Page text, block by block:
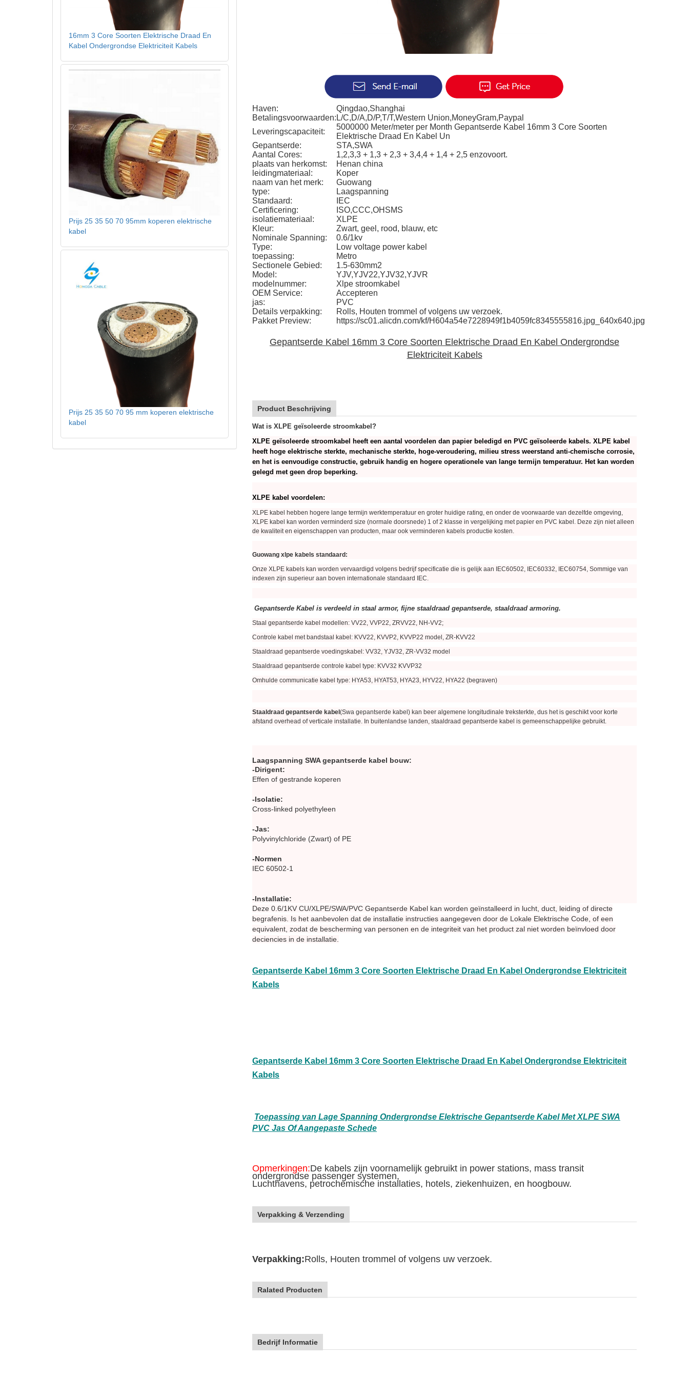
Haven:
Qingdao,Shanghai
Betalingsvoorwaarden: L/C,D/A,D/P,T/T,Western Union,MoneyGram,Paypal
Leveringscapaciteit:
5000000 Meter/meter per Month Gepantserde Kabel 16mm 3 Core Soorten
Elektrische Draad En Kabel Un
Gepantserde:
STA,SWA
Aantal Cores:
1,2,3,3 + 1,3 + 2,3 + 3,4,4 + 1,4 + 2,5 enzovoort.
plaats van herkomst:
Henan china
leidingmateriaal:
Koper
naam van het merk:
Guowang
type:
Laagspanning
Standaard:
IEC
Certificering:
ISO,CCC,OHSMS
isolatiemateriaal:
XLPE
Kleur:
Zwart, geel, rood, blauw, etc
Nominale Spanning:
0.6/1kv
Type:
Low voltage power kabel
toepassing:
Metro
Sectionele Gebied:
1.5-630mm2
Model:
YJV,YJV22,YJV32,YJVR
modelnummer:
Xlpe stroomkabel
OEM Service:
Accepteren
jas:
PVC
Details verpakking:
Rolls, Houten trommel of volgens uw verzoek.
Pakket Preview:
https://sc01.alicdn.com/kf/H604a54e7228949f1b4059fc8345555816.jpg_640x640.jpg
Gepantserde Kabel 16mm 3 Core Soorten Elektrische Draad En Kabel Ondergrondse
Elektriciteit Kabels
Product Beschrijving
Wat is XLPE geïsoleerde stroomkabel?
XLPE geïsoleerde stroomkabel heeft een aantal voordelen dan papier beledigd en PVC geïsoleerde kabels. XLPE kabel
heeft hoge elektrische sterkte, mechanische sterkte, hoge-veroudering, milieu stress weerstand anti-chemische corrosie,
en het is eenvoudige constructie, gebruik handig en hogere operationele van lange termijn temperatuur. Het kan worden
gelegd met geen drop beperking.
XLPE kabel voordelen:
XLPE kabel hebben hogere lange termijn werktemperatuur en groter huidige rating, en onder de voorwaarde van dezelfde omgeving,
XLPE kabel kan worden verminderd size (normale doorsnede) 1 of 2 klasse in vergelijking met papier en PVC kabel. Deze zijn niet alleen
de kwaliteit en eigenschappen van producten, maar ook verminderen kabels productie kosten.
Guowang xlpe kabels standaard:
Onze XLPE kabels kan worden vervaardigd volgens bedrijf specificatie die is gelijk aan IEC60502, IEC60332, IEC60754, Sommige van
indexen zijn superieur aan boven internationale standaard IEC.
Gepantserde Kabel is verdeeld in staal armor, fijne staaldraad gepantserde, staaldraad armoring.
Staal gepantserde kabel modellen: VV22, VVP22, ZRVV22, NH-VV2;
Controle kabel met bandstaal kabel: KVV22, KVVP2, KVVP22 model, ZR-KVV22
Staaldraad gepantserde voedingskabel: VV32, YJV32, ZR-VV32 model
Staaldraad gepantserde controle kabel type: KVV32 KVVP32
Omhulde communicatie kabel type: HYA53, HYAT53, HYA23, HYV22, HYA22 (begraven)
Staaldraad gepantserde kabel (Swa gepantserde kabel) kan beer algemene longitudinale treksterkte, dus het is geschikt voor korte
afstand overhead of verticale installatie. In buitenlandse landen, staaldraad gepantserde kabel is gemeenschappelijke gebruikt.
Laagspanning SWA gepantserde kabel bouw:
-Dirigent:
Effen of gestrande koperen
-Isolatie:
Cross-linked polyethyleen
-Jas:
Polyvinylchloride (Zwart) of PE
-Normen
IEC 60502-1
-Installatie:
Deze 0.6/1KV CU/XLPE/SWA/PVC Gepantserde Kabel kan worden geïnstalleerd in lucht, duct, leiding of directe
begrafenis. Is het aanbevolen dat de installatie instructies aangegeven door de Lokale Elektrische Code, of een
equivalent, zodat de bescherming van personen en de integriteit van het product zal niet worden beïnvloed door
deciencies in de installatie.
Gepantserde Kabel 16mm 3 Core Soorten Elektrische Draad En Kabel Ondergrondse Elektriciteit
Kabels
Gepantserde Kabel 16mm 3 Core Soorten Elektrische Draad En Kabel Ondergrondse Elektriciteit
Kabels
Toepassing van Lage Spanning Ondergrondse Elektrische Gepantserde Kabel Met XLPE SWA
PVC Jas Of Aangepaste Schede
Opmerkingen:De kabels zijn voornamelijk gebruikt in power stations, mass transit
ondergrondse passenger systemen,
Luchthavens, petrochemische installaties, hotels, ziekenhuizen, en hoogbouw.
Verpakking & Verzending
Verpakking:Rolls, Houten trommel of volgens uw verzoek.
Ralated Producten
Bedrijf Informatie
16mm 3 Core Soorten Elektrische Draad En
Kabel Ondergrondse Elektriciteit Kabels
Prijs 25 35 50 70 95mm koperen elektrische
kabel
Prijs 25 35 50 70 95 mm koperen elektrische
kabel